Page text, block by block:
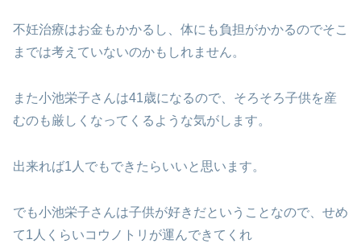
不妊治療はお金もかかるし、体にも負担がかかるのでそこ
までは考えていないのかもしれません。
また小池栄子さんは41歳になるので、そろそろ子供を産
むのも厳しくなってくるような気がします。
出来れば1人でもできたらいいと思います。
でも小池栄子さんは子供が好きだということなので、せめ
て1人くらいコウノトリが運んできてくれ